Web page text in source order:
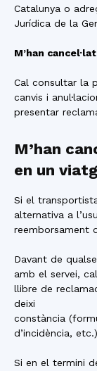
Catalunya o
Jurídica de la
M’han
Cal consultar la
canvis i
presentar
M’han
en un
Si el
alternativa a
reemborsament
Davant de
amb el servei,
llibre de
deixi
constància
d’incidència,
Si en el termini